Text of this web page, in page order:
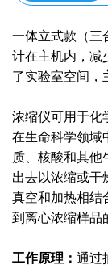
一体立式款（三
计在主机内，减
了实验室空间，
浓缩仪可用于化
在生命科学领域
质、核酸和其
出去以浓缩或干
真空和加热相结
到离心浓缩样品
工作原理： 通过